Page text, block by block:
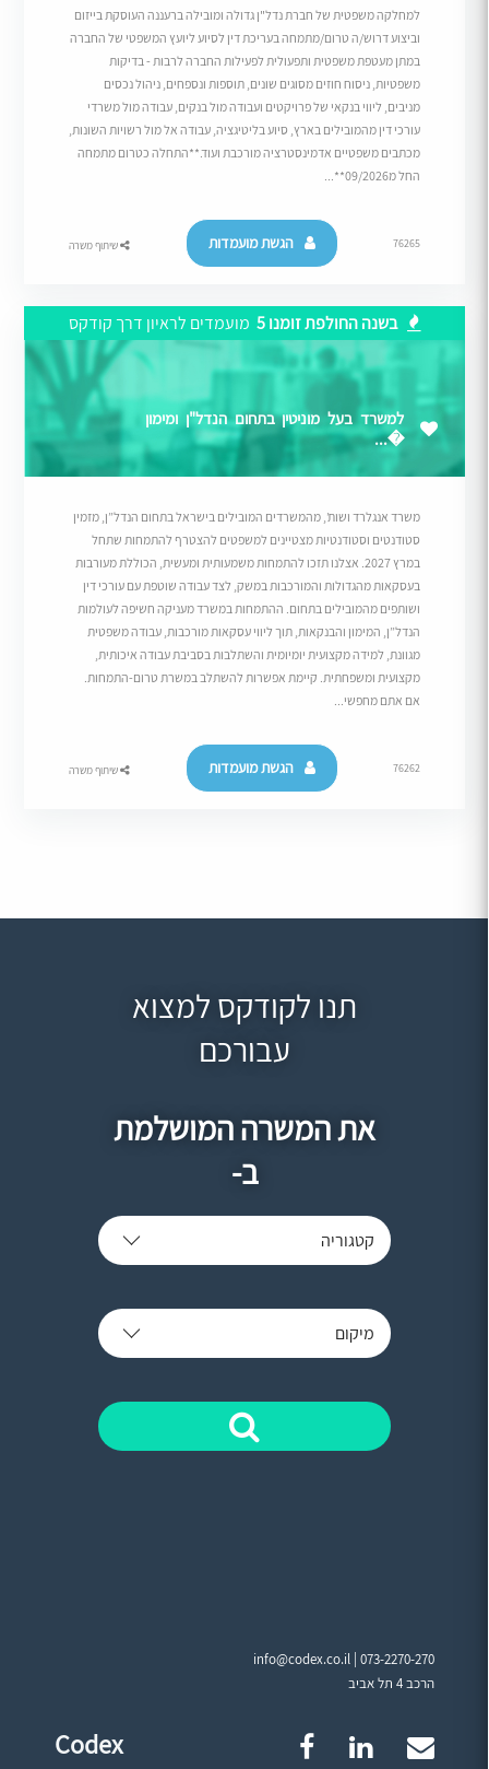
למחלקה משפטית של חברת נדל"ן גדולה ומובילה ברעננה העוסקת בייזום
וביצוע דרוש/ה טרום/מתמחה בעריכת דין לסיוע ליועץ המשפטי של החברה
במתן מעטפת משפטית ותפעולית לפעילות החברה לרבות - בדיקות
משפטיות, ניסוח חוזים מסוגים שונים, תוספות ונספחים, ניהול נכסים
מניבים, ליווי בנקאי של פרויקטים ועבודה מול בנקים, עבודה מול משרדי
עורכי דין מהמובילים בארץ, סיוע בליטיגציה, עבודה אל מול רשויות השונות,
מכתבים משפטיים אדמינסטרציה מורכבת ועוד.**התחלה כטרום מתמחה
החל מ09/2026**...
76265 הגשת מועמדות שיתוף משרה
בשנה החולפת זומנו 5 מועמדים לראיון דרך קודקס
למשרד בעל מוניטין בתחום הנדל"ן ומימון
�...
משרד אנגלרד ושות’, מהמשרדים המובילים בישראל בתחום הנדל”ן, מזמין
סטודנטים וסטודנטיות מצטיינים למשפטים להצטרף להתמחות שתחל
במרץ 2027. אצלנו תזכו להתמחות משמעותית ומעשית, הכוללת מעורבות
בעסקאות מהגדולות והמורכבות במשק, לצד עבודה שוטפת עם עורכי דין
ושותפים מהמובילים בתחום. ההתמחות במשרד מעניקה חשיפה לעולמות
הנדל”ן, המימון והבנקאות, תוך ליווי עסקאות מורכבות, עבודה משפטית
מגוונת, למידה מקצועית יומיומית והשתלבות בסביבת עבודה איכותית,
מקצועית ומשפחתית. קיימת אפשרות להשתלב במשרת טרום-התמחות.
אם אתם מחפשי...
76262 הגשת מועמדות שיתוף משרה
תנו לקודקס למצוא
עבורכם
את המשרה המושלמת
ב-
קטגוריה
מיקום
info@codex.co.il |073-2270-270
הרכב 4 תל אביב
Codex